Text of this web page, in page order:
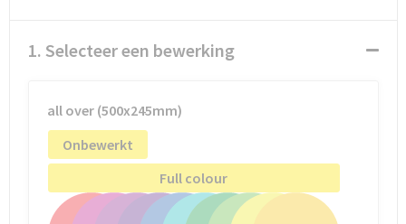
1. Selecteer een bewerking
all over (500x245mm)
Onbewerkt
Full colour